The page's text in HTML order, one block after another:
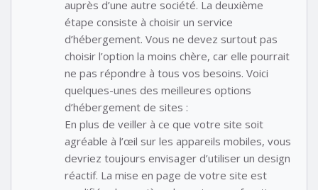
auprès d’une autre société. La deuxième
étape consiste à choisir un service
d’hébergement. Vous ne devez surtout pas
choisir l’option la moins chère, car elle pourrait
ne pas répondre à tous vos besoins. Voici
quelques-unes des meilleures options
d’hébergement de sites :
En plus de veiller à ce que votre site soit
agréable à l’œil sur les appareils mobiles, vous
devriez toujours envisager d’utiliser un design
réactif. La mise en page de votre site est